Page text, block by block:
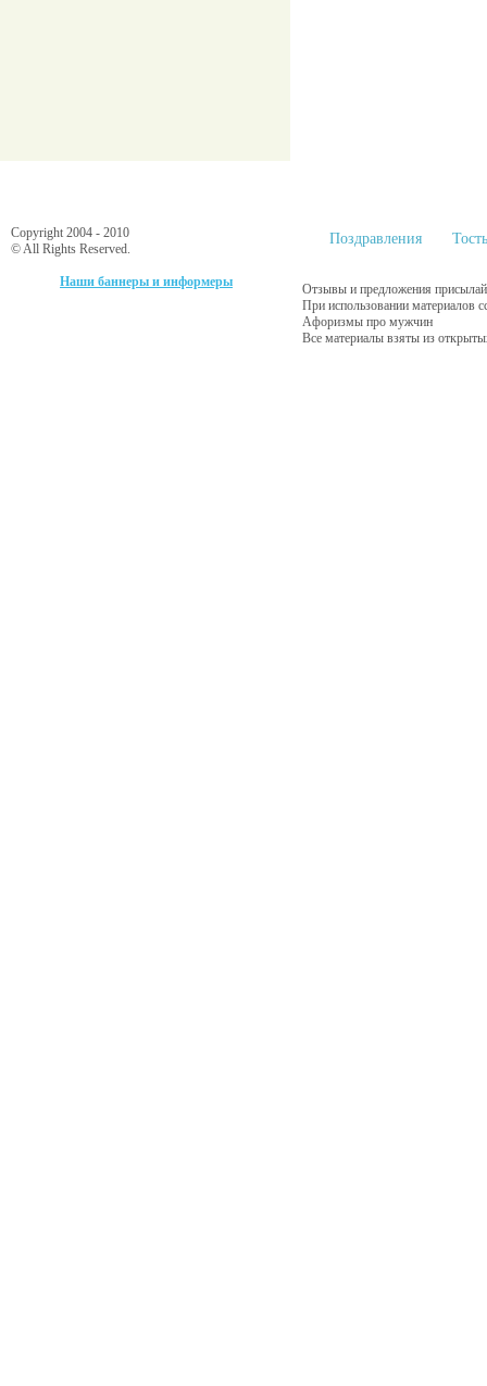
Copyright 2004 - 2010
© All Rights Reserved.
Наши баннеры и информеры
Поздравления
Отзывы и предложения
При использовании материалов
Афоризмы про мужчин
Все материалы взяты из